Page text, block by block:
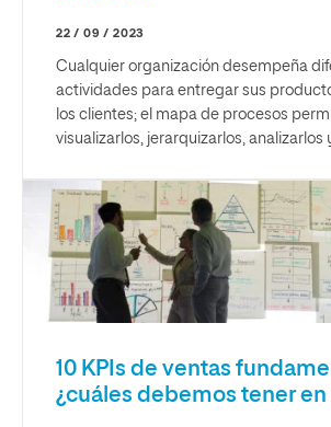
22 / 09 / 2023
Cualquier organización desempeña
actividades para entregar sus
los clientes; el mapa de procesos
visualizarlos, jerarquizarlos, analizarlos
10 KPIs de ventas
¿cuáles debemos tener en